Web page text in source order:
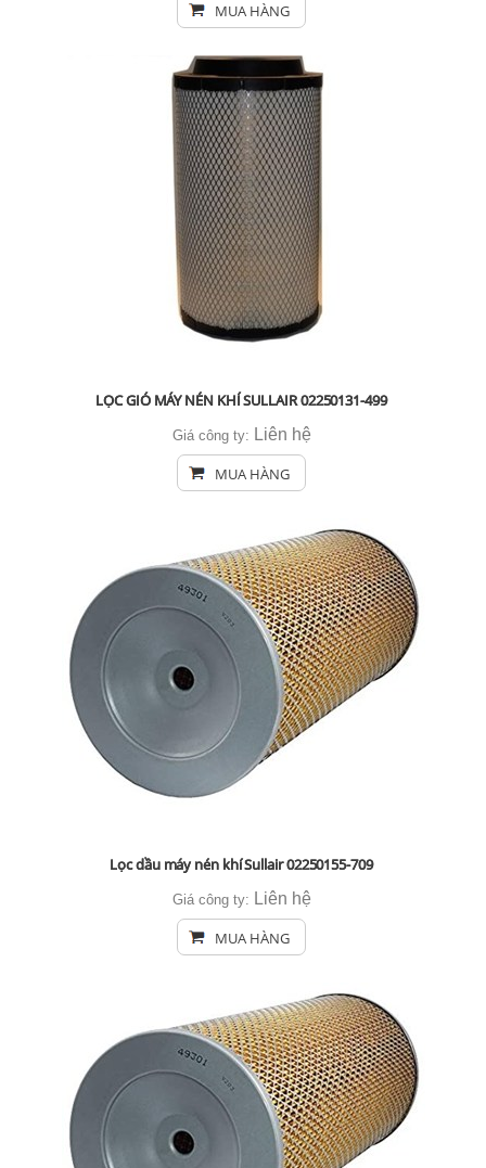
MUA HÀNG
LỌC GIÓ MÁY NÉN KHÍ SULLAIR 02250131-499
Giá công ty: Liên hệ
MUA HÀNG
Lọc dầu máy nén khí Sullair 02250155-709
Giá công ty: Liên hệ
MUA HÀNG